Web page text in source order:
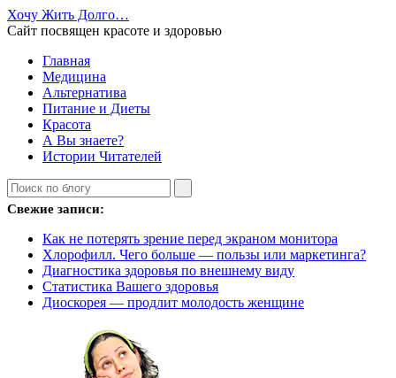
Хочу Жить Долго…
Сайт посвящен красоте и здоровью
Главная
Медицина
Альтернатива
Питание и Диеты
Красота
А Вы знаете?
Истории Читателей
Свежие записи:
Как не потерять зрение перед экраном монитора
Хлорофилл. Чего больше — пользы или маркетинга?
Диагностика здоровья по внешнему виду
Статистика Вашего здоровья
Диоскорея — продлит молодость женщине